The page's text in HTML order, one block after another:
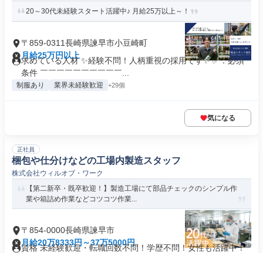
20～30代未経験スタート活躍中♪ 月給25万以上～！
〒859-0311長崎県諫早市小豆崎町
月給25万円以上
求めている人材 ✨経験不問！人柄重視の採用です✨ ✅：必須
条件 ￣￣￣￣￣￣￣￣￣￣...
制服あり 業界未経験歓迎 +29個
気になる
正社員
梱包や仕分けなどの工場内製造スタッフ
株式会社ウィルオブ・ワーク
【第二新卒・既卒歓迎！】製造工場にて部品チェックのシンプル作
業や箱詰め作業などコツコツ作業...
〒854-0000長崎県諫早市
月給20万8333円～37万5000円
資格 未経験歓迎・転職回数不問！学歴不問！女性も活躍中！